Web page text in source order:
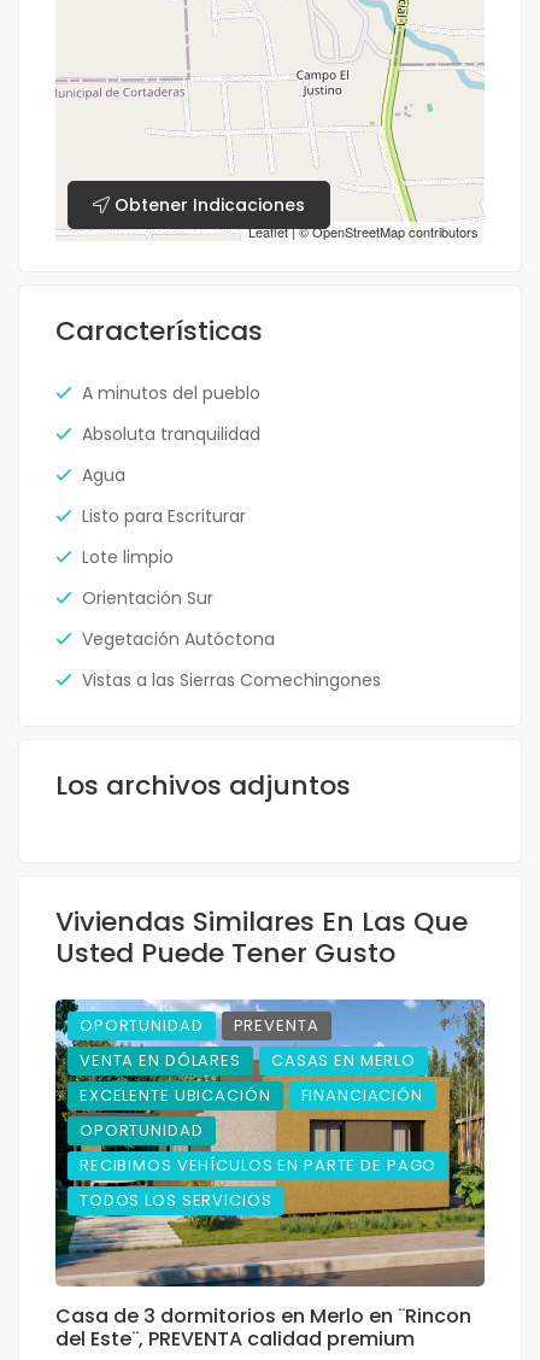
Leaflet| ©OpenStreetMapcontributors
Obtener Indicaciones
Características
A minutos del pueblo
Absoluta tranquilidad
Agua
Listo para Escriturar
Lote limpio
Orientación Sur
Vegetación Autóctona
Vistas a las Sierras Comechingones
Los archivos adjuntos
Viviendas Similares En Las Que
Usted Puede Tener Gusto
OPORTUNIDAD
PREVENTA
VENTA EN DÓLARES
CASAS EN MERLO
EXCELENTE UBICACIÓN
FINANCIACIÓN
OPORTUNIDAD
RECIBIMOS VEHÍCULOS EN PARTE DE PAGO
TODOS LOS SERVICIOS
Casa de 3 dormitorios en Merlo en ¨Rincon
del Este¨, PREVENTA calidad premium